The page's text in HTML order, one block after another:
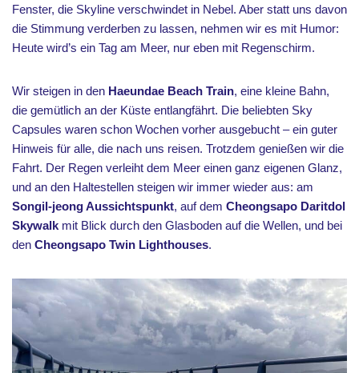
Fenster, die Skyline verschwindet in Nebel. Aber statt uns davon
die Stimmung verderben zu lassen, nehmen wir es mit Humor:
Heute wird’s ein Tag am Meer, nur eben mit Regenschirm.
Wir steigen in den Haeundae Beach Train, eine kleine Bahn,
die gemütlich an der Küste entlangfährt. Die beliebten Sky
Capsules waren schon Wochen vorher ausgebucht – ein guter
Hinweis für alle, die nach uns reisen. Trotzdem genießen wir die
Fahrt. Der Regen verleiht dem Meer einen ganz eigenen Glanz,
und an den Haltestellen steigen wir immer wieder aus: am
Songil-jeong Aussichtspunkt, auf dem Cheongsapo Daritdol
Skywalk mit Blick durch den Glasboden auf die Wellen, und bei
den Cheongsapo Twin Lighthouses.